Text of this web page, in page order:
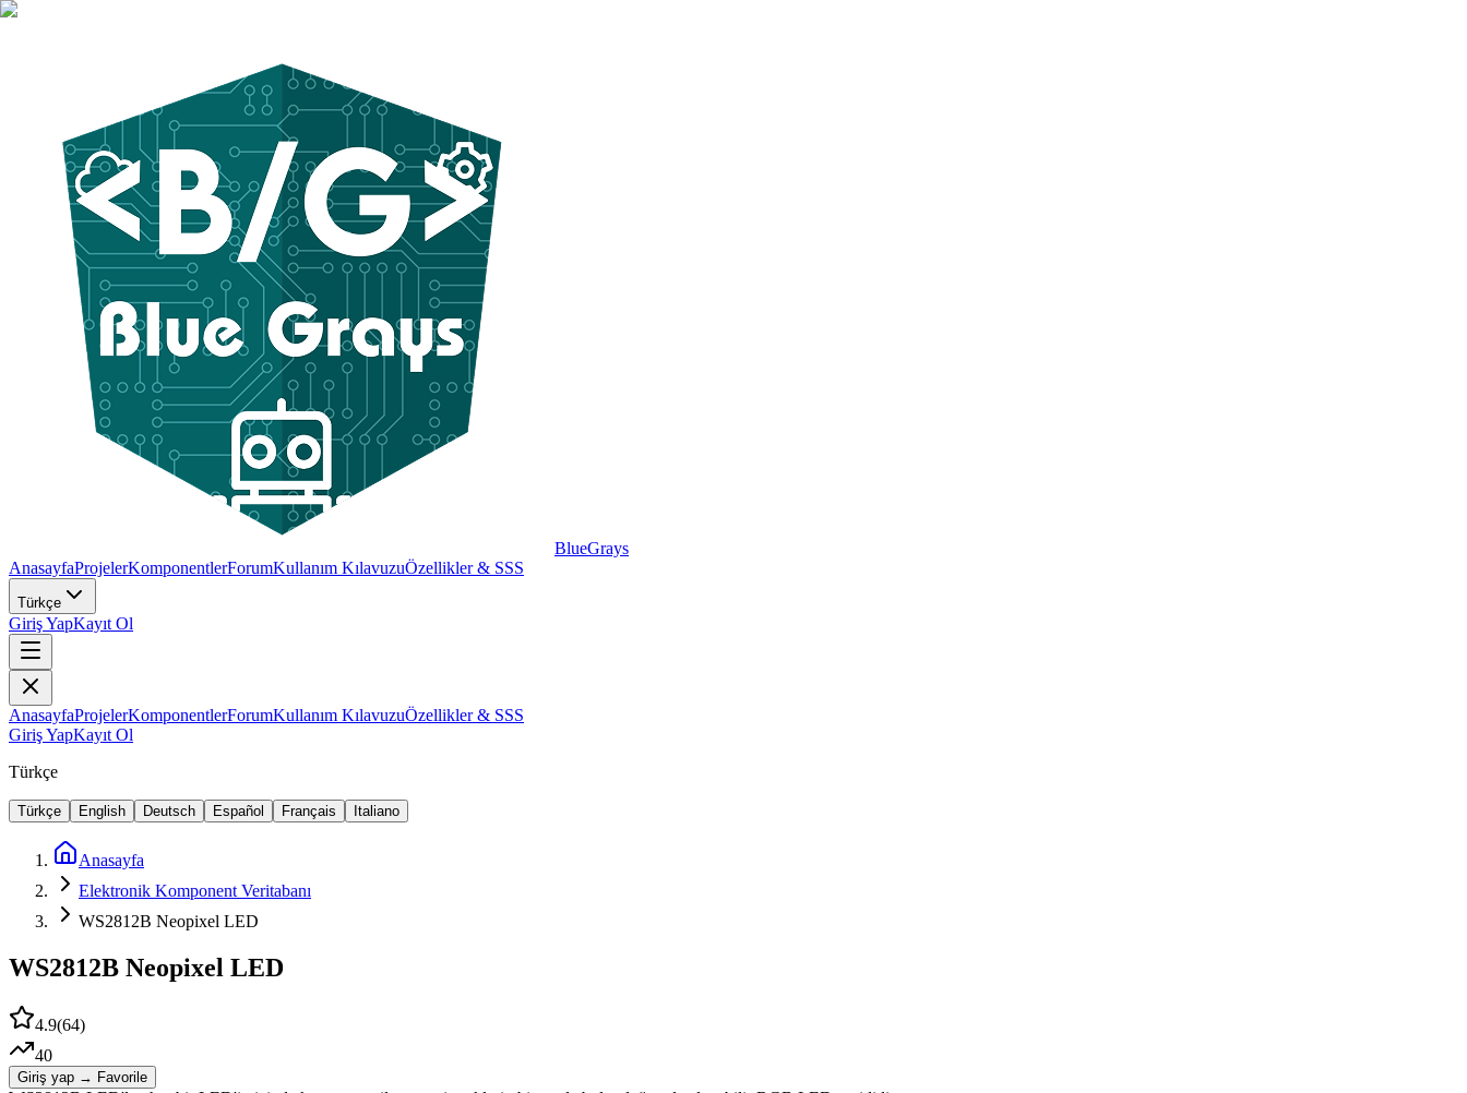
BlueGrays
AnasayfaProjelerKomponentlerForumKullanım KılavuzuÖzellikler & SSS
Türkçe
Giriş YapKayıt Ol
AnasayfaProjelerKomponentlerForumKullanım KılavuzuÖzellikler & SSS
Giriş YapKayıt Ol
Türkçe
Türkçe English Deutsch Español Français Italiano
Anasayfa
Elektronik Komponent Veritabanı
WS2812B Neopixel LED
WS2812B Neopixel LED
4.9(64)
40
Giriş yap → Favorile